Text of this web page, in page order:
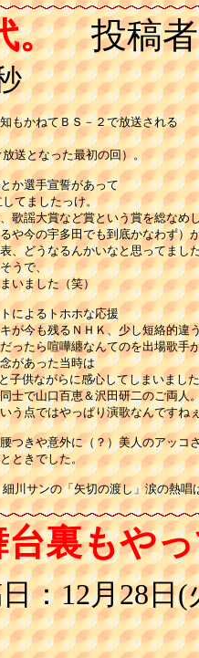
。投稿者
もかねてＢＳ－２で放送される
送となった最初の回）。
か選手宣誓があって
てましたっけ。
歌謡大賞など賞という賞を総なめ
や今の宇多田でも到底かなわず）
、どうなるんかいなと思ってまし
うで、
いました（笑）
によるトホホな応援
が今も残るＮＨＫ、少し短絡的違
ったら喧嘩纏なんてのを出場歌手
があった当時は
子供ながらに感心してしまいまし
士で山口百恵＆沢田研二のご両人
う点ではやっぱり演歌なんですね
つきや意外に（？）美人のアッコ
ときでした。
川サンの「矢切の渡し」涙の熱唱
裏もや
12月28日(